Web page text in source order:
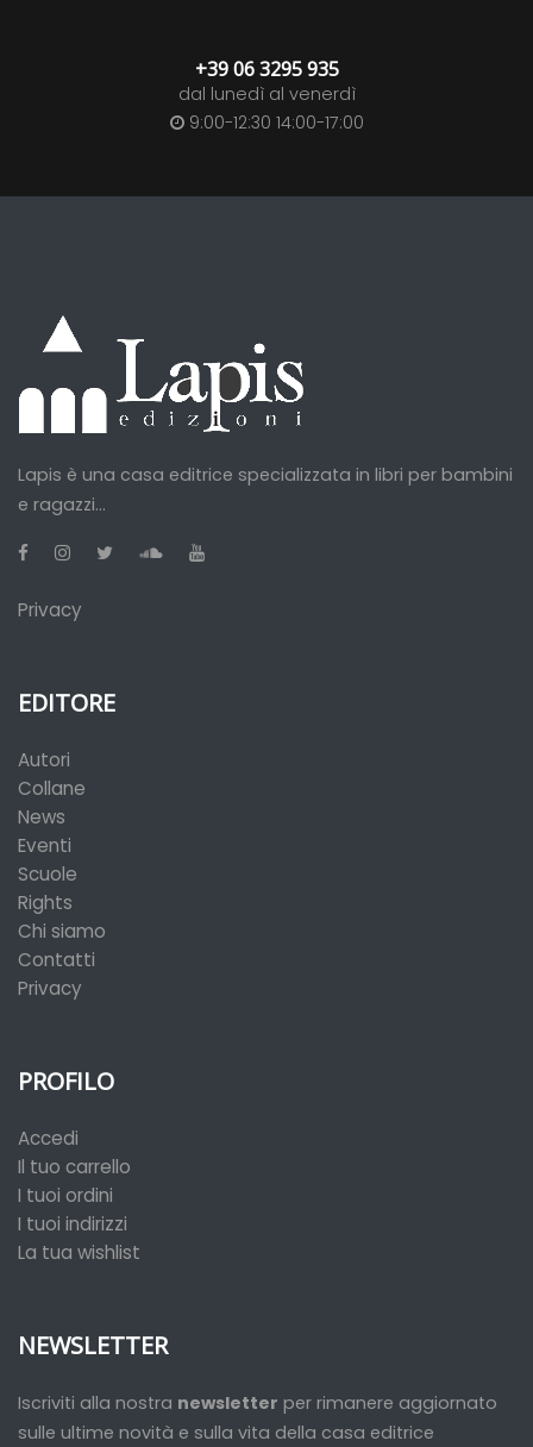
+39 06 3295 935
dal lunedì al venerdì
9:00-12:30 14:00-17:00
Lapis è una casa editrice specializzata in libri per bambini
e ragazzi...
Privacy
EDITORE
Autori
Collane
News
Eventi
Scuole
Rights
Chi siamo
Contatti
Privacy
PROFILO
Accedi
Il tuo carrello
I tuoi ordini
I tuoi indirizzi
La tua wishlist
NEWSLETTER
Iscriviti alla nostra newsletter per rimanere aggiornato
sulle ultime novità e sulla vita della casa editrice